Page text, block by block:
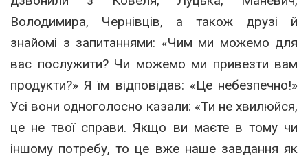
Володимира, Чернівців, а також друзі й
знайомі з запитаннями: «Чим ми можемо для
вас послужити? Чи можемо ми привезти вам
продукти?» Я їм відповідав: «Це небезпечно!»
Усі вони одноголосно казали: «Ти не хвилюйся,
це не твої справи. Якщо ви маєте в тому чи
іншому потребу, то це вже наше завдання як